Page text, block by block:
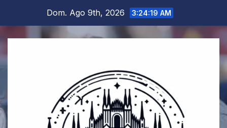
contenuto
Dom. Ago 9th, 2026 3:24:20 AM